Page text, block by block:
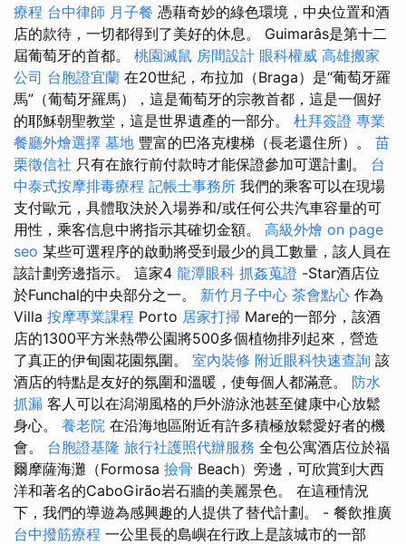
療程 台中律師 月子餐 憑藉奇妙的綠色環境，中央位置和酒
店的款待，一切都得到了美好的休息。 Guimarâs是第十二
屆葡萄牙的首都。 桃園滅鼠 房間設計 眼科權威 高雄搬家
公司 台胞證宜蘭 在20世紀，布拉加（Braga）是“葡萄牙羅
馬”（葡萄牙羅馬），這是葡萄牙的宗教首都，這是一個好
的耶穌朝聖教堂，這是世界遺產的一部分。 杜拜簽證 專業
餐廳外燴選擇 墓地 豐富的巴洛克樓梯（長老還住所）。 苗
栗徵信社 只有在旅行前付款時才能保證參加可選計劃。 台
中泰式按摩排毒療程 記帳士事務所 我們的乘客可以在現場
支付歐元，具體取決於入場券和/或任何公共汽車容量的可
用性，乘客信息中將指示其確切金額。 高級外燴 on page
seo 某些可選程序的啟動將受到最少的員工數量，該人員在
該計劃旁邊指示。 這家4 龍潭眼科 抓姦蒐證 -Star酒店位
於Funchal的中央部分之一。 新竹月子中心 茶會點心 作為
Villa 按摩專業課程 Porto 居家打掃 Mare的一部分，該酒
店的1300平方米熱帶公園將500多個植物排列起來，營造
了真正的伊甸園花園氛圍。 室內裝修 附近眼科快速查詢 該
酒店的特點是友好的氛圍和溫暖，使每個人都滿意。 防水
抓漏 客人可以在潟湖風格的戶外游泳池甚至健康中心放鬆
身心。 養老院 在沿海地區附近有許多積極放鬆愛好者的機
會。 台胞證基隆 旅行社護照代辦服務 全包公寓酒店位於福
爾摩薩海灘（Formosa 撿骨 Beach）旁邊，可欣賞到大西
洋和著名的CaboGirão岩石牆的美麗景色。 在這種情況
下，我們的導遊為感興趣的人提供了替代計劃。 - 餐飲推廣
台中撥筋療程 一公里長的島嶼在行政上是該城市的一部